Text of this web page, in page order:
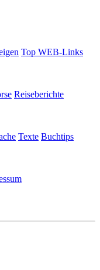
Top WEB-Links
Reiseberichte
Texte Buchtips